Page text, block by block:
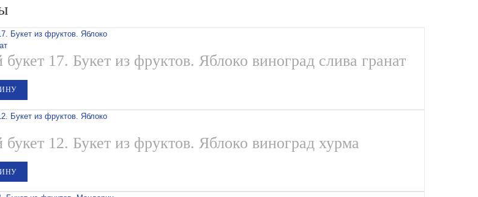
17. Букет из фруктов. Яблоко виноград слива гранат
12. Букет из фруктов. Яблоко виноград хурма